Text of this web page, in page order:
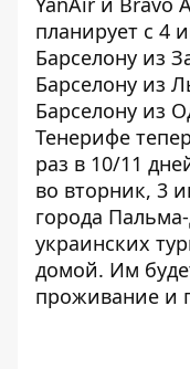
планирует с 4
Барселону из
Барселону из
Барселону из
Тенерифе
раз в 10/11
во вторник, 3
города
украинских
домой. Им
проживание и